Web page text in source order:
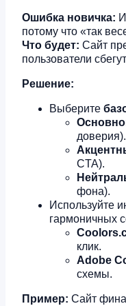
Ошибка новичка:
потому что «так
Что будет: Сайт
пользователи
Решение:
Выберите
доверия).
CTA).
фона).
Используйте
гармоничных
клик.
Adobe
схемы.
Пример: Сайт